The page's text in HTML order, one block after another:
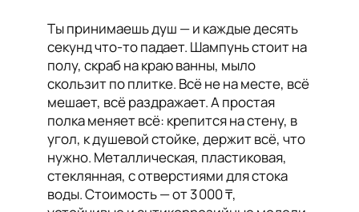
Ты принимаешь душ — и каждые десять
секунд что-то падает. Шампунь стоит на
полу, скраб на краю ванны, мыло
скользит по плитке. Всё не на месте, всё
мешает, всё раздражает. А простая
полка меняет всё: крепится на стену, в
угол, к душевой стойке, держит всё, что
нужно. Металлическая, пластиковая,
стеклянная, с отверстиями для стока
воды. Стоимость — от 3 000 ₸,